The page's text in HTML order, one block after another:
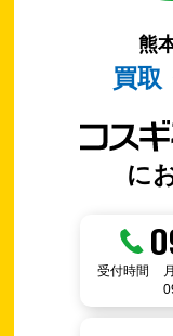
熊
買取
に
受付時間